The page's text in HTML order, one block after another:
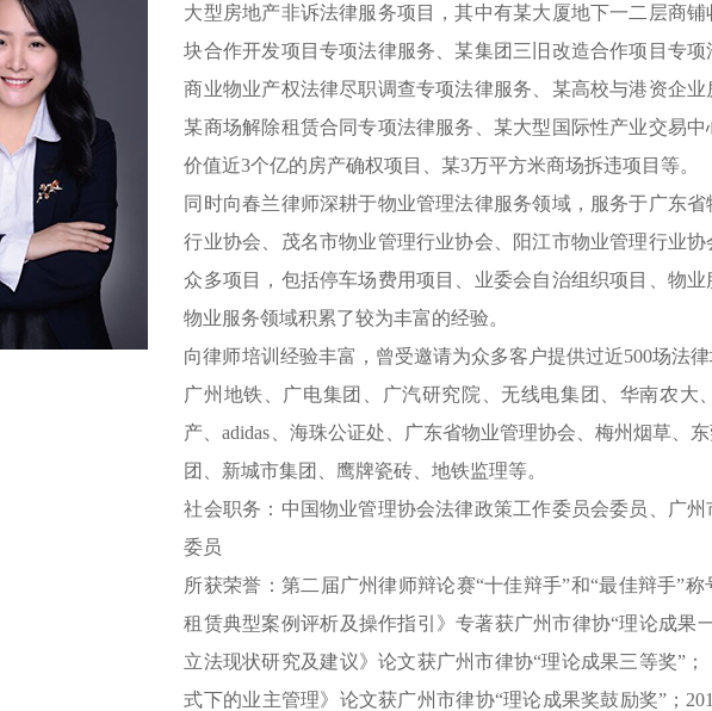
大型房地产非诉法律服务项目，其中有某大厦地下一二层商
块合作开发项目专项法律服务、某集团三旧改造合作项目专
商业物业产权法律尽职调查专项法律服务、某高校与港资企业
某商场解除租赁合同专项法律服务、某大型国际性产业交易
价值近3个亿的房产确权项目、某3万平方米商场拆违项目等。
同时向春兰律师深耕于物业管理法律服务领域，服务于广东
行业协会、茂名市物业管理行业协会、阳江市物业管理行业
众多项目，包括停车场费用项目、业委会自治组织项目、物
物业服务领域积累了较为丰富的经验。
向律师培训经验丰富，曾受邀请为众多客户提供过近500场法
广州地铁、广电集团、广汽研究院、无线电集团、华南农大
产、adidas、海珠公证处、广东省物业管理协会、梅州烟草、
团、新城市集团、鹰牌瓷砖、地铁监理等。
社会职务：中国物业管理协会法律政策工作委员会委员、广
委员
所获荣誉：第二届广州律师辩论赛“十佳辩手”和“最佳辩手”
租赁典型案例评析及操作指引》专著获广州市律协“理论成果
立法现状研究及建议》论文获广州市律协“理论成果三等奖”
式下的业主管理》论文获广州市律协“理论成果奖鼓励奖”；